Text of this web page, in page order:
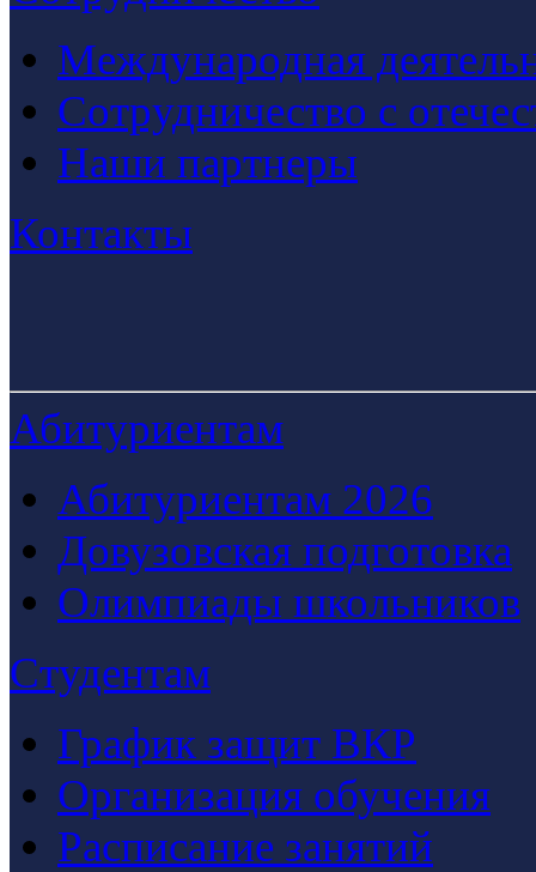
Международная
Сотрудничество с
Наши партнеры
Контакты
Абитуриентам
Абитуриентам 2026
Довузовская подготовка
Олимпиады школьников
Студентам
График защит ВКР
Организация обучения
Расписание занятий